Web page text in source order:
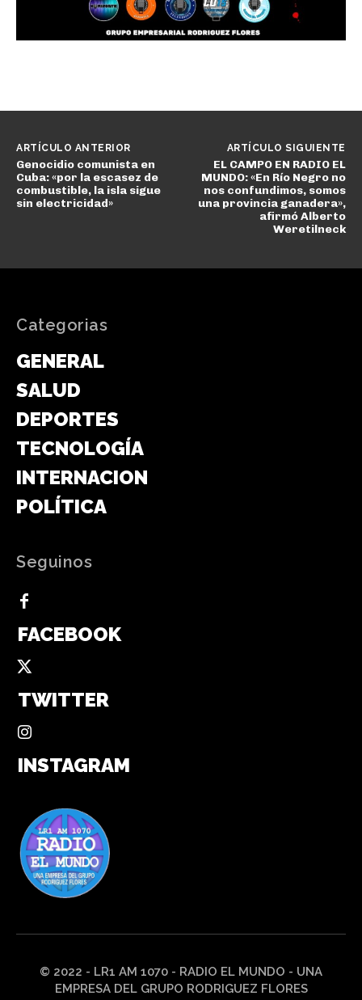
ARTÍCULO ANTERIOR
Genocidio comunista en
Cuba: «por la escasez de
combustible, la isla sigue
sin electricidad»
ARTÍCULO SIGUIENTE
EL CAMPO EN RADIO EL
MUNDO: «En Río Negro no
nos confundimos, somos
una provincia ganadera»,
afirmó Alberto
Weretilneck
Categorias
GENERAL
SALUD
DEPORTES
TECNOLOGÍA
INTERNACIONAL
POLÍTICA
Seguinos
FACEBOOK
TWITTER
INSTAGRAM
© 2022 - LR1 AM 1070 - RADIO EL MUNDO - UNA
EMPRESA DEL GRUPO RODRIGUEZ FLORES